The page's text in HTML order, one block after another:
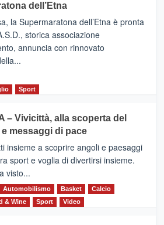
dell’Etna
la Supermaratona dell’Etna è pronta
storica associazione
annuncia con rinnovato
Sport
– Vivicittà, alla scoperta del
messaggi di pace
insieme a scoprire angoli e paesaggi
sport e voglia di divertirsi insieme.
visto...
Automobilismo Basket
Calcio
& Wine Sport Video